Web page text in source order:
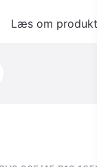
Læs om